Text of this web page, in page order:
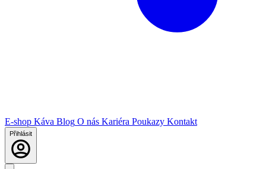
E-shop Káva Blog O nás Kariéra Poukazy Kontakt
Přihlásit